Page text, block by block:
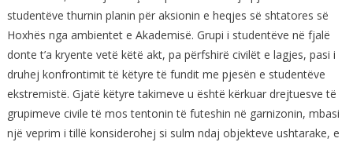
studentëve thurnin planin për aksionin e heqjes së shtatores së
Hoxhës nga ambientet e Akademisë. Grupi i studentëve në fjalë
donte t’a kryente vetë këtë akt, pa përfshirë civilët e lagjes, pasi i
druhej konfrontimit të këtyre të fundit me pjesën e studentëve
ekstremistë. Gjatë këtyre takimeve u është kërkuar drejtuesve të
grupimeve civile të mos tentonin të futeshin në garnizonin, mbasi
një veprim i tillë konsiderohej si sulm ndaj objekteve ushtarake, e